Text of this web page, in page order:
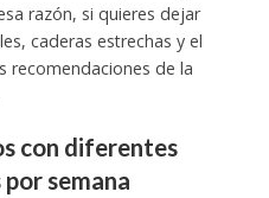
razón, si quieres dejar
caderas estrechas y el
recomendaciones de la
con diferentes
semana